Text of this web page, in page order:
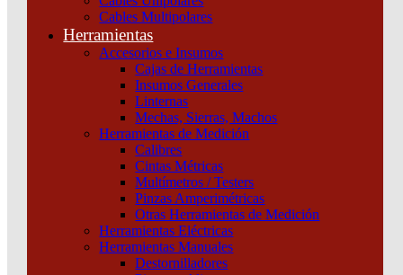
Cables Multipolares
Herramientas
Accesorios e Insumos
Cajas de Herramientas
Insumos Generales
Linternas
Mechas, Sierras, Machos
Herramientas de Medición
Calibres
Cintas Métricas
Multímetros / Testers
Pinzas Amperimétricas
Otras Herramientas de Medición
Herramientas Eléctricas
Herramientas Manuales
Destornilladores
Sistema UPS trifásico (3:3) Easy UPS 3S de 10 kVA,
400 V con baterías internas – 15 minutos de
autonomía Schneider
Estabilizadores,UPS (Uninterruptible Power